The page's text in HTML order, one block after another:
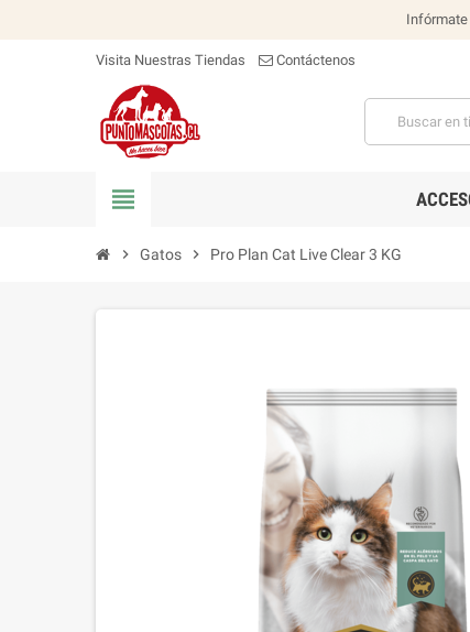
Infórmate
Visita Nuestras Tiendas Contáctenos
view_headline
chevron_right Gatos chevron_right Pro Plan Cat Live Clear 3 KG